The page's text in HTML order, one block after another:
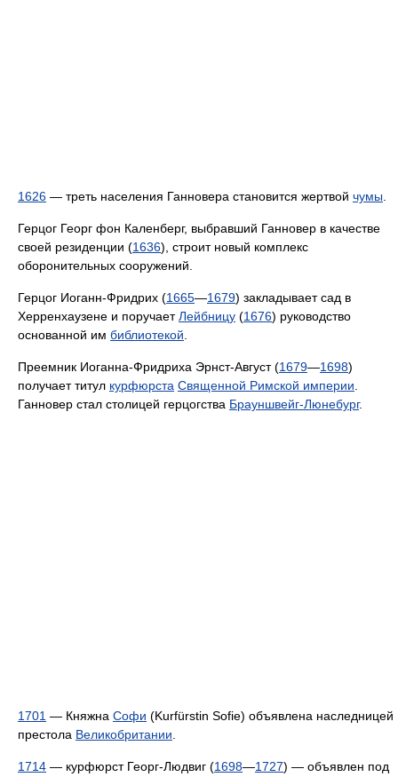
1626 — треть населения Ганновера становится жертвой чумы
Герцог Георг фон Каленберг, выбравший Ганновер в качестве
своей резиденции (1636), строит новый комплекс
оборонительных сооружений.
Герцог Иоганн-Фридрих (1665—1679) закладывает сад в
Херренхаузене и поручаетЛейбницу (1676) руководство
основанной им библиотекой
Преемник Иоганна-Фридриха Эрнст-Август (1679—1698)
получает титул курфюрста Священной Римской империи
Ганновер стал столицей герцогства Брауншвейг-Люнебург.
1701 — Княжна Софи (Kurfürstin Sofie) объявлена наследницей
престола Великобритании
1714 — курфюрст Георг-Людвиг (1698—1727) — объявлен под